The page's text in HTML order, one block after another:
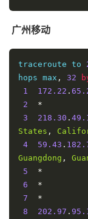
广州移动
traceroute to
hops max , 32
1
172.22 .
2
*
3
218.30 .
States ,
4
59.43 .
Guangdong ,
5
*
6
*
7
*
8
202.97 .